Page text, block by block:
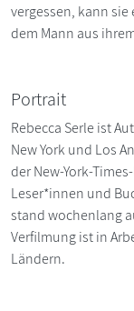
vergessen, kann
dem Mann aus
Portrait
Rebecca Serle ist
New York und Los
der New-York-
Leser*innen und
stand wochenlang
Verfilmung ist in
Ländern.